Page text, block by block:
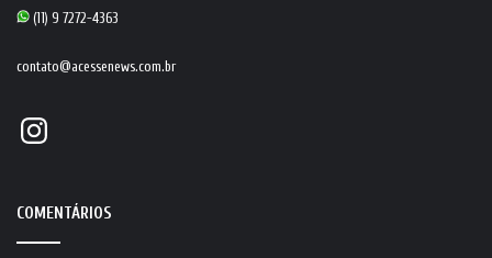
(11) 9 7272-4363
contato@acessenews.com.br
Instagram
COMENTÁRIOS